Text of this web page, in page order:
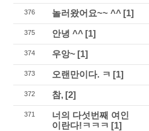
376 놀러왔어요~~ ^^ [1]
375 안녕 ^^ [1]
374 우앙~ [1]
373 오랜만이다. ㅋ [1]
372 참, [2]
371
너의 다섯번째 여인
이란다!ㅋㅋㅋ [1]